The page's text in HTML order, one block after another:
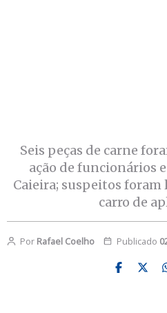
Seis peças de carne
ação de funcionários
Caieira; suspeitos
carro de
Por Rafael Coelho Publicado